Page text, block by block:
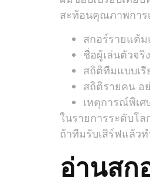
สะท้อนคุณภาพการ
สกอร์รายแต้
ชื่อผู้เล่นตัวจริ
สถิติทีมแบบเ
สถิติรายคน อ
เหตุการณ์พิเศ
ในรายการระดับโล
ถ้าทีมรับเสิร์ฟแล้ว
อ่านสก